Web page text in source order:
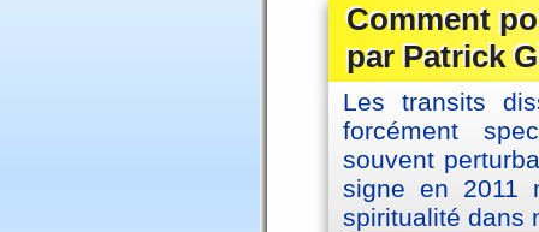
Comment
par Patrick
Les transits
forcément
souvent
signe en 2011
spiritualité dans